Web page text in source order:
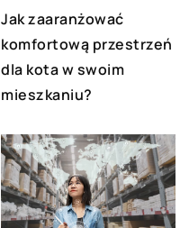
Jak zaaranżować
komfortową przestrzeń
dla kota w swoim
mieszkaniu?